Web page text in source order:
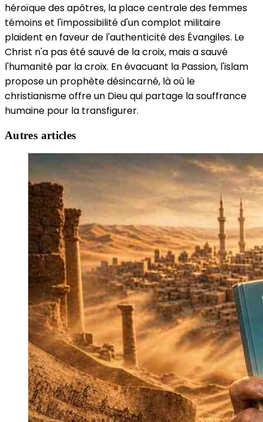
héroïque des apôtres, la place centrale des femmes
témoins et l'impossibilité d'un complot militaire
plaident en faveur de l'authenticité des Évangiles. Le
Christ n'a pas été sauvé de la croix, mais a sauvé
l'humanité par la croix. En évacuant la Passion, l'islam
propose un prophète désincarné, là où le
christianisme offre un Dieu qui partage la souffrance
humaine pour la transfigurer.
Autres articles